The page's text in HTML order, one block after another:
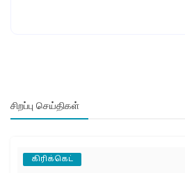
சிறப்பு செய்திகள்
கிரிக்கெட்